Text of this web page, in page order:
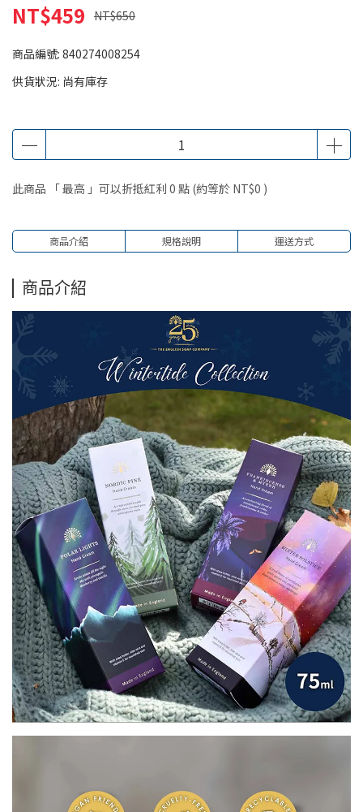
NT$459 NT$650
商品編號: 840274008254
供貨狀況: 尚有庫存
此商品 「 最高 」可以折抵紅利 0 點 (約等於 NT$0 )
商品介紹 規格說明 運送方式
商品介紹